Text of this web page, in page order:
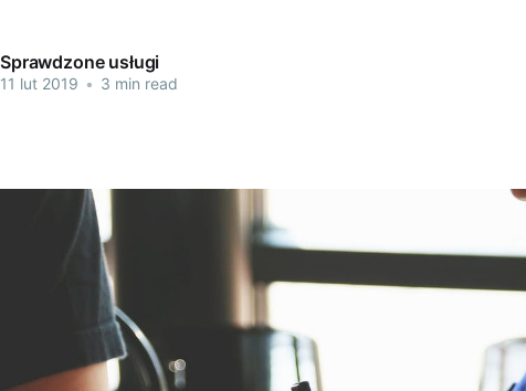
Sprawdzone usługi
11 lut 2019 • 3 min read